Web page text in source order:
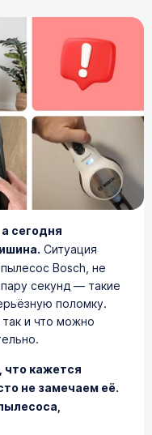
сегодня
Ситуация
Bosch, не
секунд — такие
поломку.
и что можно
что кажется
не замечаем её.